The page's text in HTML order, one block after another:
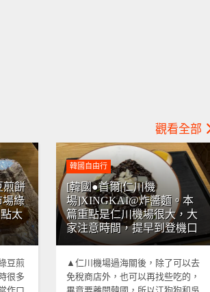
觀看全部
煎餅
場綠
太
豆煎
很多
韓國自由行
[韓國●首爾|仁川機
場]XINGKAI@炸醬麵。本
篇重點是仁川機場很大，大
家注意時間，提早到登機口
▲仁川機場過海關後，除了可以去
免稅商店外，也可以再找些吃的，